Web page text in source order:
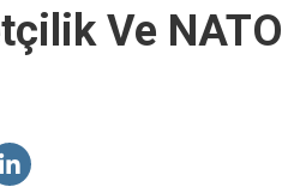
Ve NATO